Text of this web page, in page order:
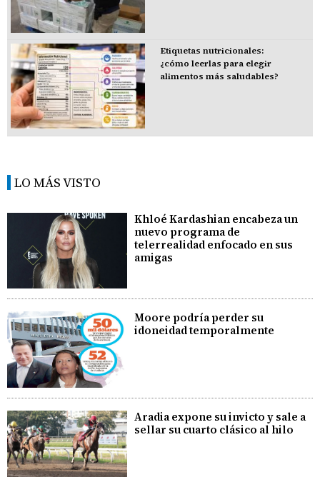
Etiquetas nutricionales:
¿cómo leerlas para elegir
alimentos más saludables?
LO MÁS VISTO
Khloé Kardashian encabeza un
nuevo programa de
telerrealidad enfocado en sus
amigas
Moore podría perder su
idoneidad temporalmente
Aradia expone su invicto y sale a
sellar su cuarto clásico al hilo